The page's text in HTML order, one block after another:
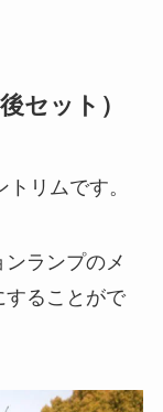
セット）
リムです。
ランプのメ
することがで